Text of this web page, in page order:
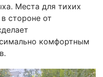
Места для тихих
стороне от
комфортным